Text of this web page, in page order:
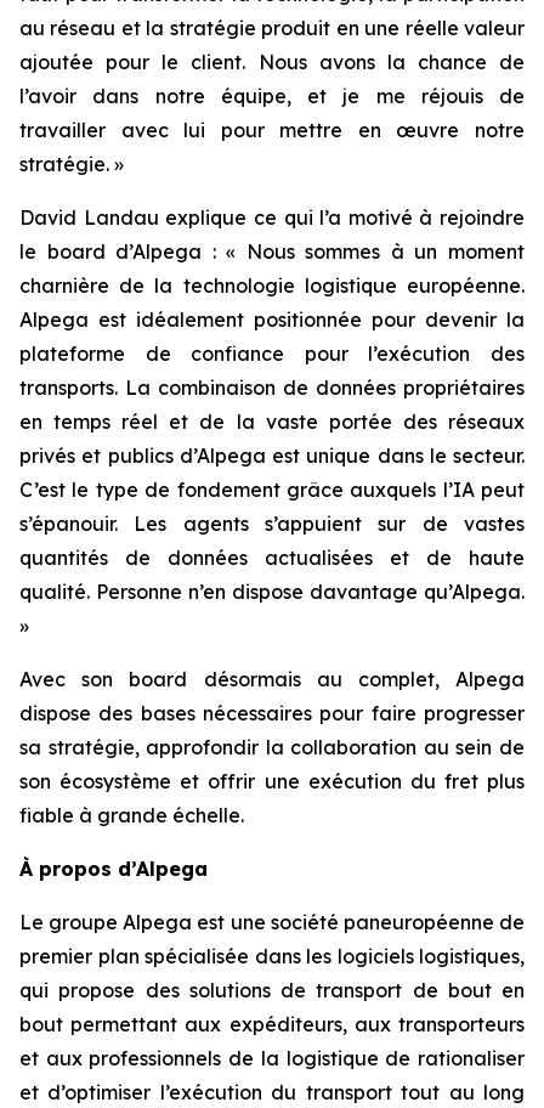
au réseau et la stratégie produit en une réelle valeur
ajoutée pour le client. Nous avons la chance de
l’avoir dans notre équipe, et je me réjouis de
travailler avec lui pour mettre en œuvre notre
stratégie. »
David Landau explique ce qui l’a motivé à rejoindre
le board d’Alpega : « Nous sommes à un moment
charnière de la technologie logistique européenne.
Alpega est idéalement positionnée pour devenir la
plateforme de confiance pour l’exécution des
transports. La combinaison de données propriétaires
en temps réel et de la vaste portée des réseaux
privés et publics d’Alpega est unique dans le secteur.
C’est le type de fondement grâce auxquels l’IA peut
s’épanouir. Les agents s’appuient sur de vastes
quantités de données actualisées et de haute
qualité. Personne n’en dispose davantage qu’Alpega.
»
Avec son board désormais au complet, Alpega
dispose des bases nécessaires pour faire progresser
sa stratégie, approfondir la collaboration au sein de
son écosystème et offrir une exécution du fret plus
fiable à grande échelle.
À propos d’Alpega
Le groupe Alpega est une société paneuropéenne de
premier plan spécialisée dans les logiciels logistiques,
qui propose des solutions de transport de bout en
bout permettant aux expéditeurs, aux transporteurs
et aux professionnels de la logistique de rationaliser
et d’optimiser l’exécution du transport tout au long